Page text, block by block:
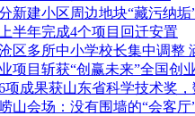
新建小区周边地块“藏污纳垢
半年完成4个项目回迁安置
区多所中小学校长集中调整
项目斩获“创赢未来”全国创
项成果获山东省科学技术奖，
山会场：没有围墙的“会客厅